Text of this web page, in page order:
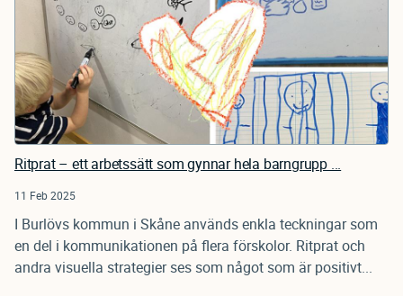
Ritprat – ett arbetssätt som gynnar hela barngrupp ...
11 Feb 2025
I Burlövs kommun i Skåne används enkla teckningar som
en del i kommunikationen på flera förskolor. Ritprat och
andra visuella strategier ses som något som är positivt...